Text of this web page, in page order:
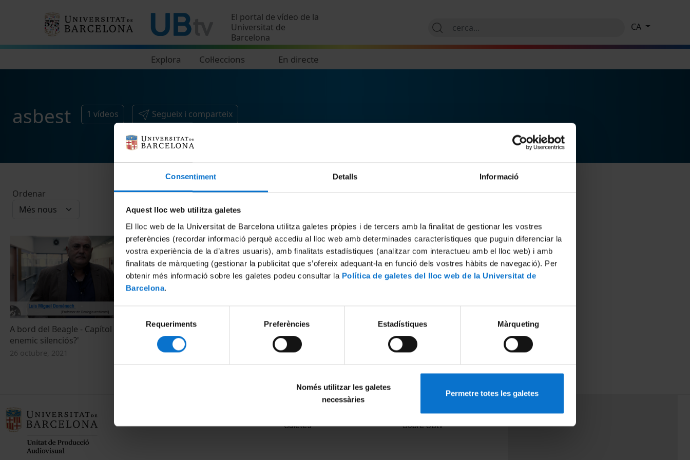
Consentiment Detalls Informació
Aquest lloc web utilitza galetes
El lloc web de la Universitat de Barcelona utilitza galetes pròpies i de tercers amb la finalitat de gestionar les vostres
preferències (recordar informació perquè accediu al lloc web amb determinades característiques que puguin diferenciar la
vostra experiència de la d’altres usuaris), amb finalitats estadístiques (analitzar com interactueu amb el lloc web) i amb
finalitats de màrqueting (gestionar la publicitat que s’ofereix adequant-la en funció dels vostres hàbits de navegació). Per
obtenir més informació sobre les galetes podeu consultar la Política de galetes del lloc web de la Universitat de
Barcelona.
consentiment
Requeriments Preferències Estadístiques Màrqueting
Només utilitzar les galetes
necessàries
Permetre totes les galetes
El portal de vídeo de la
Universitat de
Barcelona
Explora Col·leccions En directe
CA
asbest 1 vídeos Segueix i comparteix
Ordenar
A bord del Beagle - Capítol 9: 'L’amiant,
enemic silenciós?'
26 octubre, 2021
Galetes
Sobre UBtv